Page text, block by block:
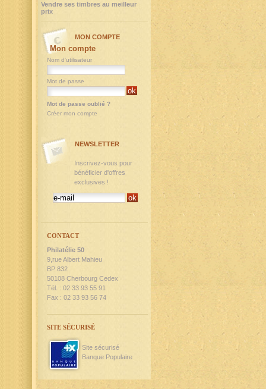
Vendre ses timbres au meilleur
prix
MON COMPTE
Mon compte
Nom d'utilisateur
Mot de passe
Mot de passe oublié ?
Créer mon compte
NEWSLETTER
Inscrivez-vous pour
bénéficier d'offres
exclusives !
CONTACT
Philatélie 50
9,rue Albert Mahieu
BP 832
50108 Cherbourg Cedex
Tél. : 02 33 93 55 91
Fax : 02 33 93 56 74
SITE SÉCURISÉ
Site sécurisé
Banque Populaire